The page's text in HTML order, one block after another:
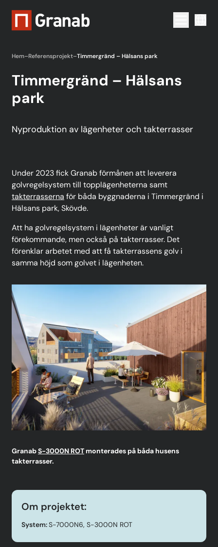
Menu
Hem–Referensprojekt–Timmergränd – Hälsans park
Timmergränd – Hälsans
park
Nyproduktion av lägenheter och takterrasser
Under 2023 fick Granab förmånen att leverera
golvregelsystem till topplägenheterna samt
takterrasserna för båda byggnaderna i Timmergränd i
Hälsans park, Skövde.
Att ha golvregelsystem i lägenheter är vanligt
förekommande, men också på takterrasser. Det
förenklar arbetet med att få takterrassens golv i
samma höjd som golvet i lägenheten.
GranabS-3000N ROT monterades på båda husens
takterrasser.
Om projektet:
System:S-7000N6, S-3000N ROT